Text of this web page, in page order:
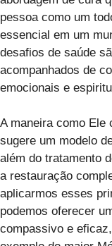
pessoa como um
essencial em um
desafios de saúde
acompanhados de
emocionais e
A maneira como Ele
sugere um modelo
além do tratamento
a restauração
aplicarmos esses
podemos oferecer
compassivo e